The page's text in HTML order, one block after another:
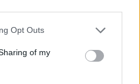
uses one or more Google
behaviour. You may click to
and its third-party tags to
purposes in below Google
Opt Outs
of my
και εφημερίδα. Όταν
– κι ο πατέρας μου
Είχε γίνει ένα
να δουλέψεις μόνος